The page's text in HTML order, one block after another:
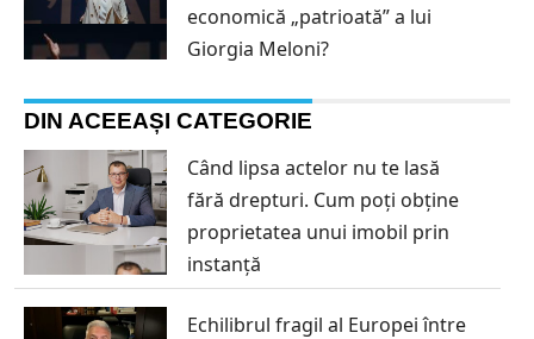
economică „patrioată” a lui
Giorgia Meloni?
DIN ACEEAȘI CATEGORIE
Când lipsa actelor nu te lasă
fără drepturi. Cum poți obține
proprietatea unui imobil prin
instanță
Echilibrul fragil al Europei între